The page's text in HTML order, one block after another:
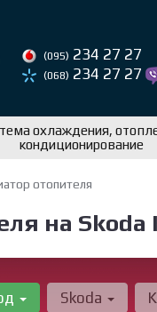
(095) 234 27 27
(068) 234 27 27
охлаждения,
кондиционирование
отопителя
на
Skoda